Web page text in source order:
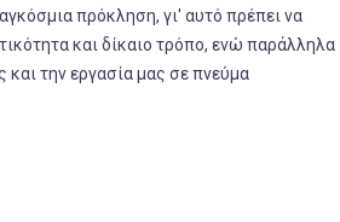
πρόκληση, γι' αυτό πρέπει να
και δίκαιο τρόπο, ενώ παράλληλα
την εργασία μας σε πνεύμα